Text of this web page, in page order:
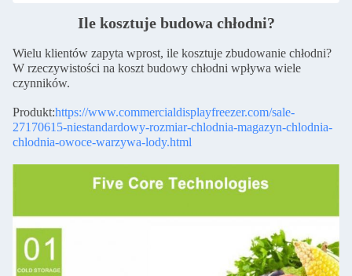
Ile kosztuje budowa chłodni?
Wielu klientów zapyta wprost, ile kosztuje zbudowanie chłodni?
W rzeczywistości na koszt budowy chłodni wpływa wiele
czynników.
Produkt:https://www.commercialdisplayfreezer.com/sale-
27170615-niestandardowy-rozmiar-chlodnia-magazyn-chlodnia-
chlodnia-owoce-warzywa-lody.html